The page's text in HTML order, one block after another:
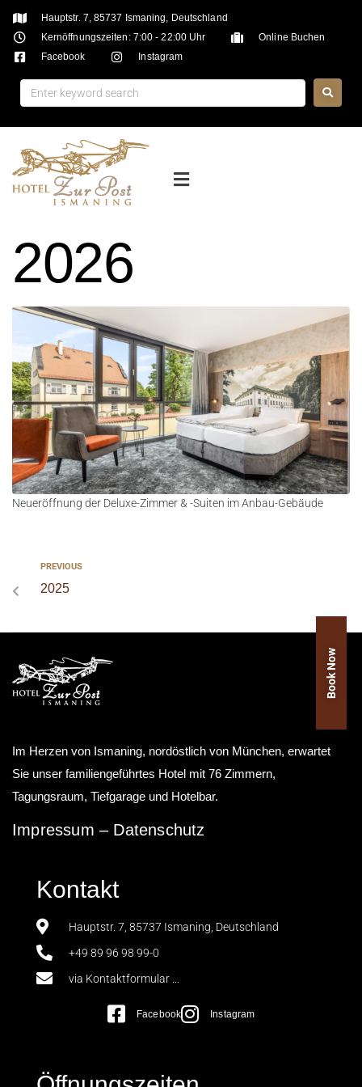
Hauptstr. 7, 85737 Ismaning, Deutschland
Kernöffnungszeiten: 7:00 - 22:00 Uhr
Online Buchen
Facebook
Instagram
2026
Neueröffnung der Deluxe-Zimmer & -Suiten im Anbau-Gebäude
PREVIOUS
2025
Im Herzen von Ismaning, nordöstlich von München, erwartet
Sie unser familiengeführtes Hotel mit 76 Zimmern,
Tagungsraum, Tiefgarage und Hotelbar.
Impressum – Datenschutz
Kontakt
Hauptstr. 7, 85737 Ismaning, Deutschland
+49 89 96 98 99-0
via Kontaktformular ...
Facebook Instagram
Book Now